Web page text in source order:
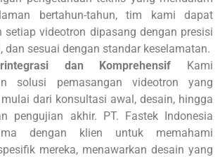
bertahun-tahun, tim kami dapat
setiap videotron dipasang dengan presisi
dan sesuai dengan standar keselamatan.
dan Komprehensif Kami
solusi pemasangan videotron yang
dari konsultasi awal, desain, hingga
pengujian akhir. PT. Fastek Indonesia
dengan klien untuk memahami
mereka, menawarkan desain yang